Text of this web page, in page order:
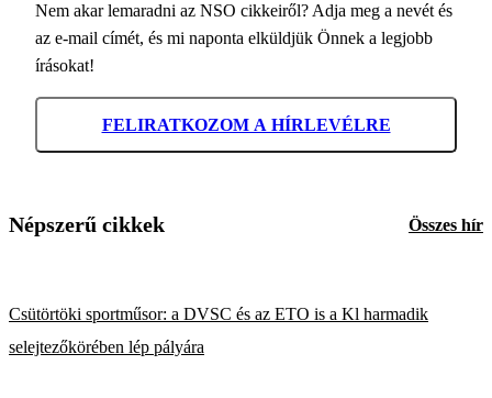
Nem akar lemaradni az NSO cikkeiről? Adja meg a nevét és
az e-mail címét, és mi naponta elküldjük Önnek a legjobb
írásokat!
FELIRATKOZOM A HÍRLEVÉLRE
Népszerű cikkek Összes hír
Csütörtöki sportműsor: a DVSC és az ETO is a Kl harmadik
selejtezőkörében lép pályára